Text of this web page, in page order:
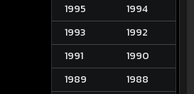
1995
1994
1993
1992
1991
1990
1989
1988